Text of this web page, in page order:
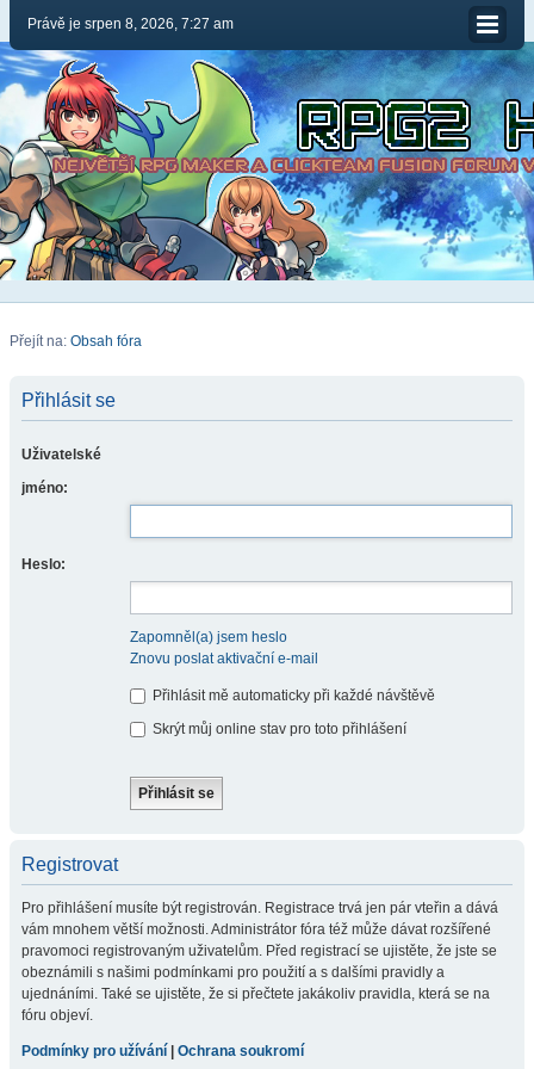
Právě je srpen 8, 2026, 7:27 am
Přejít na: Obsah fóra
Přihlásit se
Uživatelské
jméno:
Heslo:
Zapomněl(a) jsem heslo
Znovu poslat aktivační e-mail
Přihlásit mě automaticky při každé návštěvě
Skrýt můj online stav pro toto přihlášení
Registrovat
Pro přihlášení musíte být registrován. Registrace trvá jen pár vteřin a dává
vám mnohem větší možnosti. Administrátor fóra též může dávat rozšířené
pravomoci registrovaným uživatelům. Před registrací se ujistěte, že jste se
obeznámili s našimi podmínkami pro použití a s dalšími pravidly a
ujednáními. Také se ujistěte, že si přečtete jakákoliv pravidla, která se na
fóru objeví.
Podmínky pro užívání Ochrana soukromí